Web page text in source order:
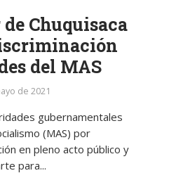
Chuquisaca
del MAS
de 2021
gubernamentales
(MAS) por
en pleno acto público y
para...